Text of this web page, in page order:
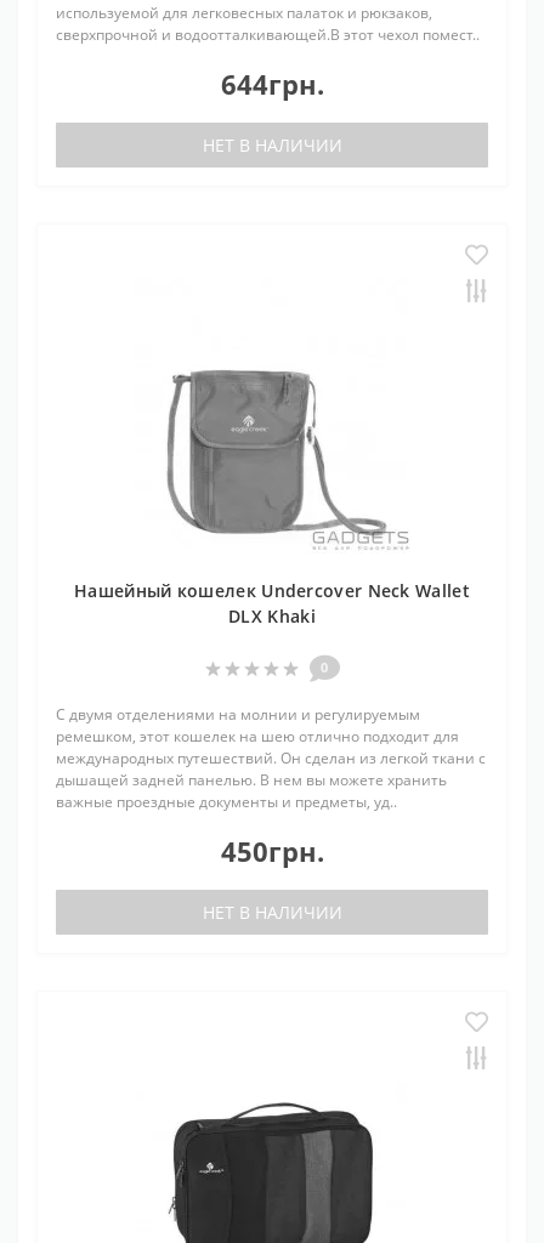
используемой для легковесных палаток и рюкзаков,
сверхпрочной и водоотталкивающей.В этот чехол помест..
644грн.
НЕТ В НАЛИЧИИ
Нашейный кошелек Undercover Neck Wallet
DLX Khaki
0
С двумя отделениями на молнии и регулируемым
ремешком, этот кошелек на шею отлично подходит для
международных путешествий. Он сделан из легкой ткани с
дышащей задней панелью. В нем вы можете хранить
важные проездные документы и предметы, уд..
450грн.
НЕТ В НАЛИЧИИ